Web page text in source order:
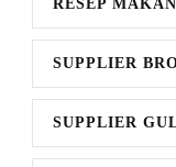
RESEP
SUPPLIER
SUPPLIER